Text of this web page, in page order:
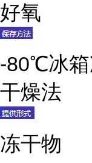
好氧
-80℃冰箱
干燥法
冻干物